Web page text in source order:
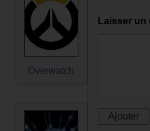
Overwatch
Laisser un